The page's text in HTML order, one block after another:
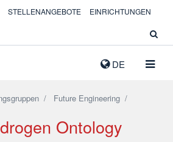
DE
STELLENANGEBOTE EINRICHTUNGEN
/ Future Engineering /
Ontology